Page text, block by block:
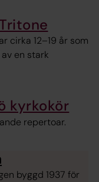
cirka 12–19 år som
en stark
kyrkokör
repertoar.
byggd 1937 för